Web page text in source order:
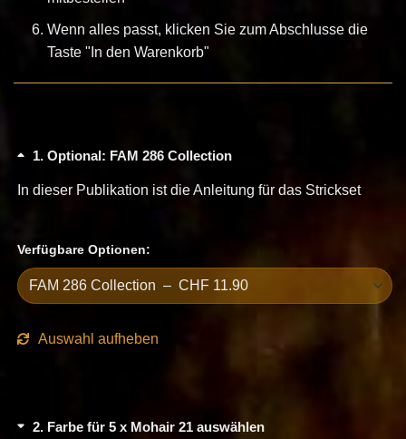
Wenn alles passt, klicken Sie zum Abschlusse die
Taste "In den Warenkorb"
1 Optional: FAM 286 Collection
In dieser Publikation ist die Anleitung für das Strickset
Verfügbare Optionen:
Auswahl aufheben
2 Farbe für 5 x Mohair 21 auswählen